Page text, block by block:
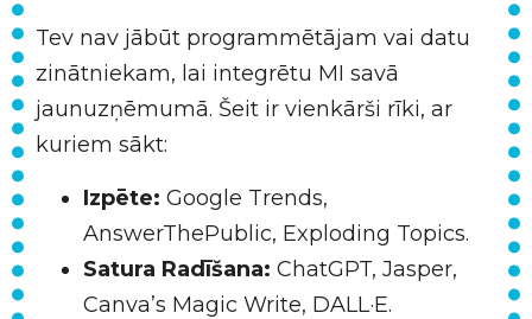
Tev nav jābūt programmētājam vai datu
zinātniekam, lai integrētu MI savā
jaunuzņēmumā. Šeit ir vienkārši rīki, ar
kuriem sākt:
Izpēte: Google Trends,
AnswerThePublic, Exploding Topics.
Satura Radīšana: ChatGPT, Jasper,
Canva’s Magic Write, DALL·E.